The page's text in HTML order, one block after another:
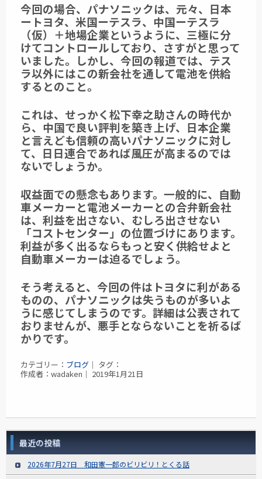
今回の場合、パナソニックは、元々、日本
ートヨタ、米国ーテスラ、中国ーテスラ
（仮）＋地場企業というように、三極に分
けてコントロールしており、さすがと思って
いました。しかし、今回の報道では、テス
ラ以外にはこの新会社を通して電池を供給
するとのこと。
これは、せっかく松下幸之助さんの時代か
ら、中国で良い評判を築き上げ、日本企業
と言えども信頼の高いパナソニックに対し
て、日日連合であれば風圧が高まるのでは
ないでしょうか。
収益面での懸念もあります。一般的に、自動
車メーカーと電池メーカーとの合弁新会社
は、利益を出さない、むしろ出させない
「コストセンター」の位置づけにあります。
利益が多く出るならもっと安く供給せよと
自動車メーカーは迫るでしょう。
そう考えると、今回の件はトヨタに利がある
ものの、パナソニックは失うものが多いよ
うに感じてしまうのです。詳細は公表されて
おりませんが、悪手とならないことを祈るば
かりです。
カテゴリー： ブログ ｜ タグ：
作成者：wadaken｜ 2019年1月21日
最近の投稿
2026年7月27日 和田憲一郎のビリビリ！とくる話